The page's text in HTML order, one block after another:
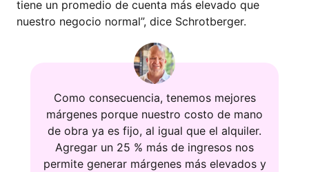
tiene un promedio de cuenta más elevado que
nuestro negocio normal”, dice Schrotberger.
Como consecuencia, tenemos mejores
márgenes porque nuestro costo de mano
de obra ya es fijo, al igual que el alquiler.
Agregar un 25 % más de ingresos nos
permite generar márgenes más elevados y